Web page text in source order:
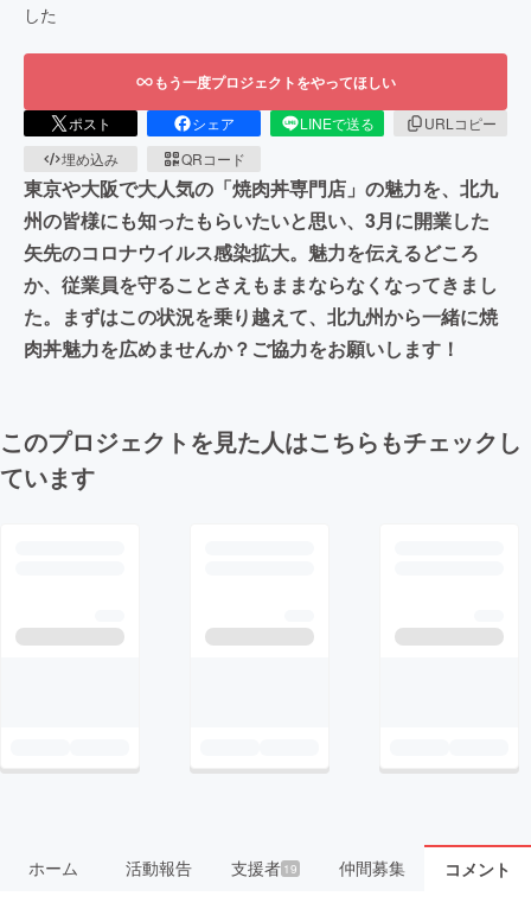
した
もう一度プロジェクトをやってほしい
ポスト シェア LINEで送る
URLコピー
埋め込み
QRコード
東京や大阪で大人気の「焼肉丼専門店」の魅力を、北九
州の皆様にも知ったもらいたいと思い、3月に開業した
矢先のコロナウイルス感染拡大。魅力を伝えるどころ
か、従業員を守ることさえもままならなくなってきまし
た。まずはこの状況を乗り越えて、北九州から一緒に焼
肉丼魅力を広めませんか？ご協力をお願いします！
このプロジェクトを見た人はこちらもチェックし
ています
ホーム 活動報告 支援者 19 仲間募集 コメント